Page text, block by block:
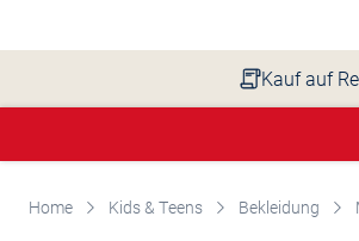
Kauf auf
Home Kids & Teens Bekleidung